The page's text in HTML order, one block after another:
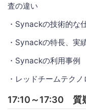
査の違い
・Synackの技術的な
・Synackの特長、実
・Synackの利用事例
・レッドチームテク
17:10～17:30 質